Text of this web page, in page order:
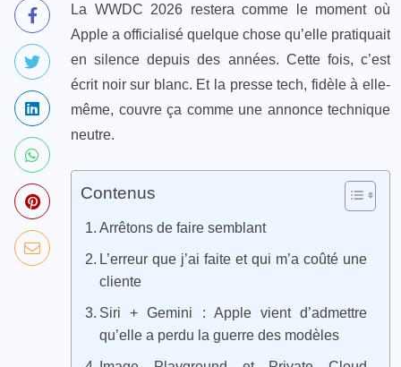
La WWDC 2026 restera comme le moment où
Apple a officialisé quelque chose qu’elle pratiquait
en silence depuis des années. Cette fois, c’est
écrit noir sur blanc. Et la presse tech, fidèle à elle-
même, couvre ça comme une annonce technique
neutre.
Contenus
Arrêtons de faire semblant
L’erreur que j’ai faite et qui m’a coûté une
cliente
Siri + Gemini : Apple vient d’admettre
qu’elle a perdu la guerre des modèles